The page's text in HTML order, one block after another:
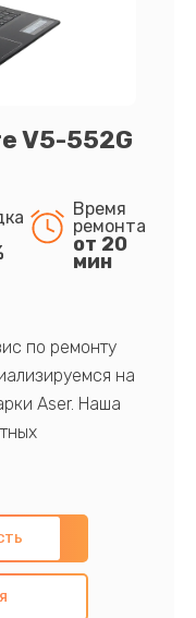
V5-552G
Время
ремонта
от 20
мин
по ремонту
на
Aser. Наша
и
ремонт с
компонентов, а
- предоставить